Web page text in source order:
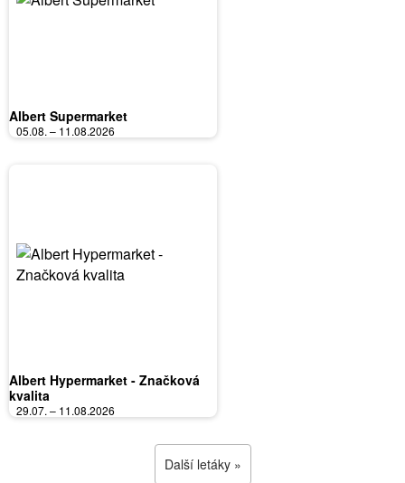
Albert Supermarket
05.08. – 11.08.2026
Albert Hypermarket - Značková
kvalita
29.07. – 11.08.2026
Další letáky »